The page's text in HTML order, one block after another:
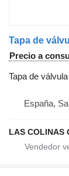
Precio a
Tapa de válvula
España,
LAS COLINAS